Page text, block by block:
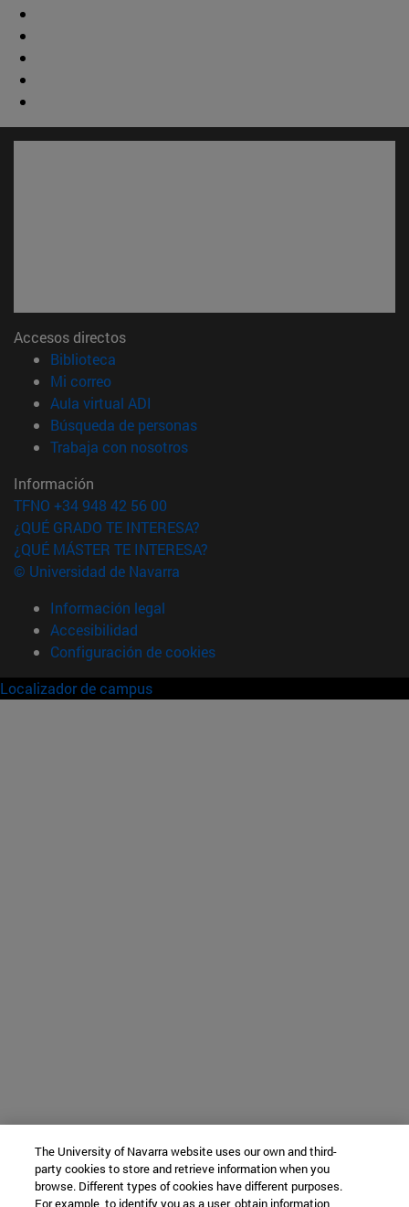
Accesos directos
Biblioteca
Mi correo(abre en nueva ventana)
Aula virtual ADI
Búsqueda de personas(abre en nueva ventana)
Trabaja con nosotros(abre en nueva ventana)
Información
TFNO +34 948 42 56 00
¿QUÉ GRADO TE INTERESA?
¿QUÉ MÁSTER TE INTERESA?
© Universidad de Navarra
Información legal
Accesibilidad
Configuración de cookies
Localizador de campus
The University of Navarra website uses our own and third-
party cookies to store and retrieve information when you
browse. Different types of cookies have different purposes.
For example, to identify you as a user, obtain information